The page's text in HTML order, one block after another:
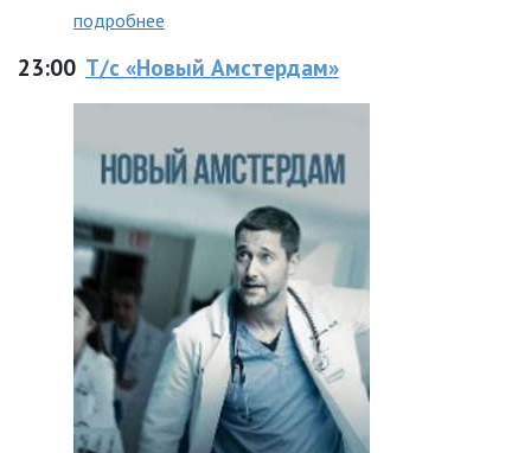
подробнее
23:00 Т/с «Новый Амстердам»